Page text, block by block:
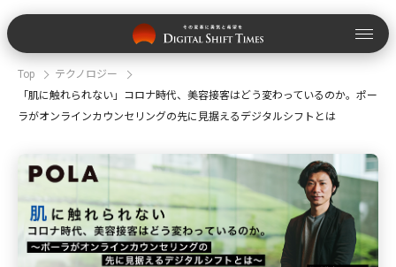
Top
テクノロジー
「肌に触れられない」コロナ時代、美容接客はどう変わっているのか。ポー
ラがオンラインカウンセリングの先に見据えるデジタルシフトとは